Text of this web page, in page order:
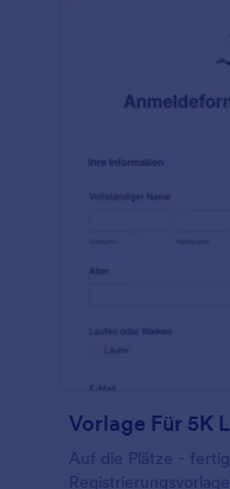
Vorlage Für 5K
Auf die Plätze -